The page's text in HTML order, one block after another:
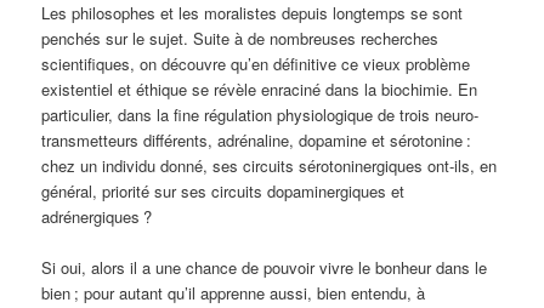
Les philosophes et les moralistes depuis longtemps se sont
penchés sur le sujet. Suite à de nombreuses recherches
scientifiques, on découvre qu’en définitive ce vieux problème
existentiel et éthique se révèle enraciné dans la biochimie. En
particulier, dans la fine régulation physiologique de trois neuro-
transmetteurs différents, adrénaline, dopamine et sérotonine :
chez un individu donné, ses circuits sérotoninergiques ont-ils, en
général, priorité sur ses circuits dopaminergiques et
adrénergiques ?
Si oui, alors il a une chance de pouvoir vivre le bonheur dans le
bien ; pour autant qu’il apprenne aussi, bien entendu, à